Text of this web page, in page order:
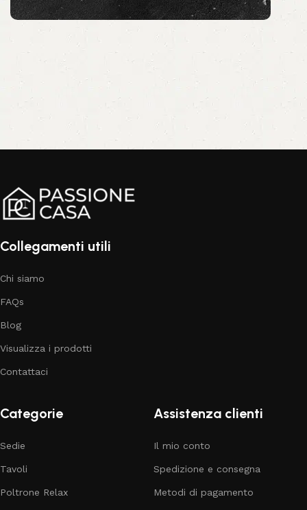
Collegamenti utili
Chi siamo
FAQs
Blog
Visualizza i prodotti
Contattaci
Categorie
Sedie
Tavoli
Poltrone Relax
Assistenza clienti
Il mio conto
Spedizione e consegna
Metodi di pagamento